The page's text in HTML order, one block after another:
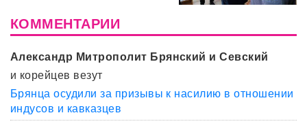
КОММЕНТАРИИ
Александр Митрополит Брянский и Севский
и корейцев везут
Брянца осудили за призывы к насилию в отношении
индусов и кавказцев